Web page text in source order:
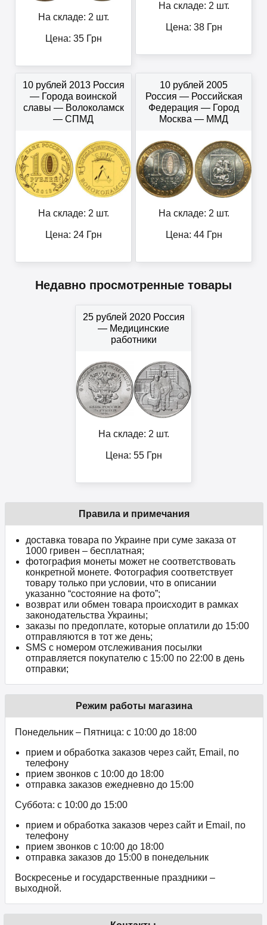
На складе: 2 шт.
Цена: 35Грн
На складе: 2 шт.
Цена: 38Грн
10 рублей 2013 Россия
— Города воинской
славы — Волоколамск
— СПМД
На складе: 2 шт.
Цена: 24Грн
10 рублей 2005
Россия — Российская
Федерация — Город
Москва — ММД
На складе: 2 шт.
Цена: 44Грн
Недавно просмотренные товары
25 рублей 2020 Россия
— Медицинские
работники
На складе: 2 шт.
Цена: 55Грн
Правила и примечания
доставка товара по Украине при суме заказа от
1000 гривен – бесплатная;
фотография монеты может не соответствовать
конкретной монете. Фотография соответствует
товару только при условии, что в описании
указанно “состояние на фото”;
возврат или обмен товара происходит в рамках
законодательства Украины;
заказы по предоплате, которые оплатили до 15:00
отправляются в тот же день;
SMS с номером отслеживания посылки
отправляется покупателю с 15:00 по 22:00 в день
отправки;
Режим работы магазина
Понедельник – Пятница: с 10:00 до 18:00
прием и обработка заказов через сайт, Email, по
телефону
прием звонков c 10:00 до 18:00
отправка заказов ежедневно до 15:00
Суббота: с 10:00 до 15:00
прием и обработка заказов через сайт и Email, по
телефону
прием звонков c 10:00 до 18:00
отправка заказов до 15:00 в понедельник
Воскресенье и государственные праздники –
выходной.